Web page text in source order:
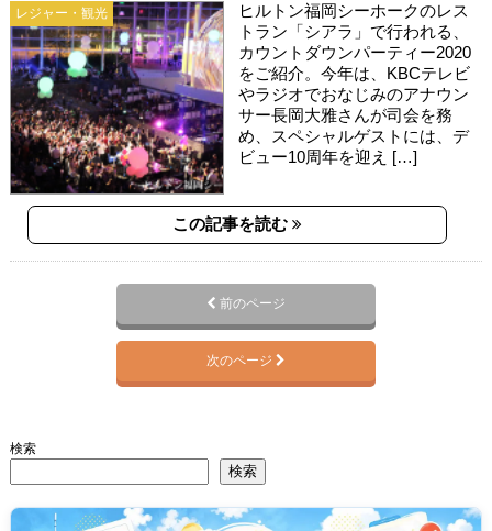
レジャー・観光
ヒルトン福岡シーホークのレス
トラン「シアラ」で行われる、
カウントダウンパーティー2020
をご紹介。今年は、KBCテレビ
やラジオでおなじみのアナウン
サー長岡大雅さんが司会を務
め、スペシャルゲストには、デ
ビュー10周年を迎え […]
この記事を読む
前のページ
次のページ
検索
検索